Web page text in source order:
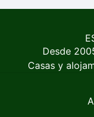
Desde
Casas y